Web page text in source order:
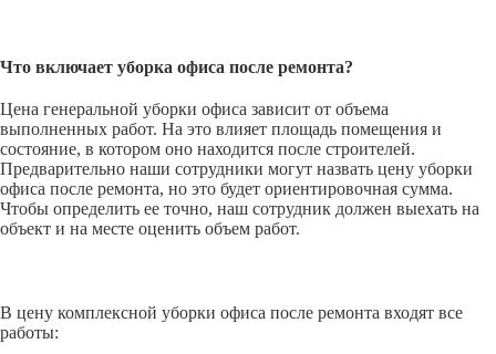
Что включает уборка офиса после ремонта?
Цена генеральной уборки офиса зависит от объема
выполненных работ. На это влияет площадь помещения и
состояние, в котором оно находится после строителей.
Предварительно наши сотрудники могут назвать цену уборки
офиса после ремонта, но это будет ориентировочная сумма.
Чтобы определить ее точно, наш сотрудник должен выехать на
объект и на месте оценить объем работ.
В цену комплексной уборки офиса после ремонта входят все
работы: